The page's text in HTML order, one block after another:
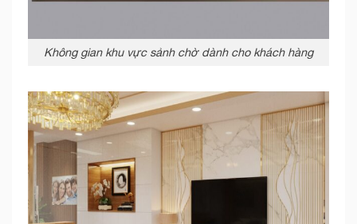
Không gian khu vực sảnh chờ dành cho khách hàng